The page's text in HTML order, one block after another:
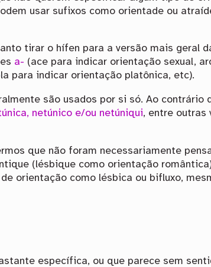
usar sufixos como orientade ou
tirar o hífen para a versão mais geral
a- (ace para indicar orientação sexual,
para indicar orientação platônica, etc).
são usados por si só. Ao
netúnico e/ou netúniqui, entre outras
que não foram necessariamente
(lésbique como orientação
orientação como lésbica ou bifluxo,
específica, ou que parece sem